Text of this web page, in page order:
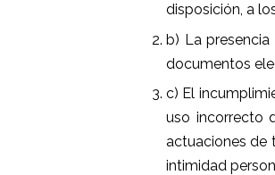
disposición, a
b) La
documentos
c) El
uso incorrecto
actuaciones de
intimidad